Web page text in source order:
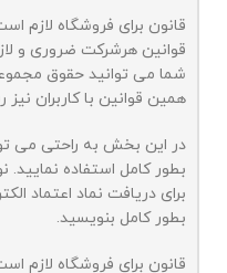
قانون برای فروشگاه لازم
قوانین هرشرکت ضروری و
شما می توانید حقوق
همین قوانین با کاربران
در این بخش به راحتی می
بطور کامل استفاده
برای دریافت نماد اعتماد
بطور کامل بنویسید.
قانون برای فروشگاه لازم